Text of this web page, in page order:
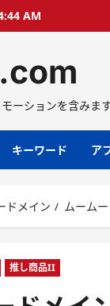
AM
ーションを含みま
キーワード ア
ドメイン ムーム
推し商品II